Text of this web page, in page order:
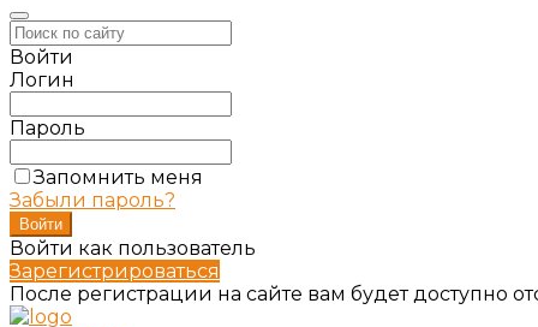
Войти
Логин
Пароль
Запомнить меня
Забыли пароль?
Войти как пользователь
Зарегистрироваться
После регистрации на сайте вам будет доступно